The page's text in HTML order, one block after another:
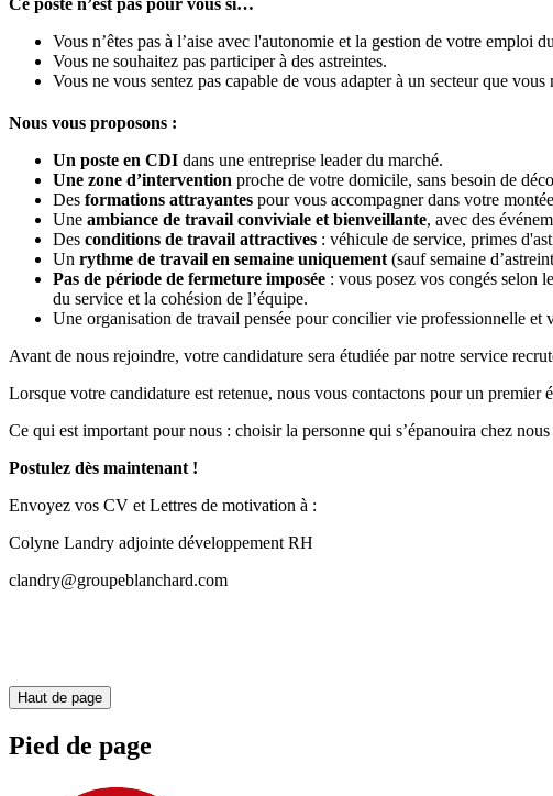
Vous n’êtes pas à l’aise avec l'autonomie et la gestion de votre emploi
Vous ne souhaitez pas participer à des astreintes.
Vous ne vous sentez pas capable de vous adapter à un secteur que vous
Nous vous proposons :
Un poste en CDI dans une entreprise leader du marché.
Une zone d’intervention proche de votre domicile, sans besoin de
Des formations attrayantes pour vous accompagner dans votre
Une ambiance de travail conviviale et bienveillante, avec des
Des conditions de travail attractives : véhicule de service, primes
Un rythme de travail en semaine uniquement (sauf semaine
Pas de période de fermeture imposée : vous posez vos congés selon
du service et la cohésion de l’équipe.
Une organisation de travail pensée pour concilier vie professionnelle et
Avant de nous rejoindre, votre candidature sera étudiée par notre service
Lorsque votre candidature est retenue, nous vous contactons pour un
Ce qui est important pour nous : choisir la personne qui s’épanouira chez nous
Postulez dès maintenant !
Envoyez vos CV et Lettres de motivation à :
Colyne Landry adjointe développement RH
clandry@groupeblanchard.com
Haut de page
Pied de page